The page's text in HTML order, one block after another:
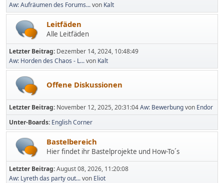
Aw: Aufräumen des Forums...von Kalt
Leitfäden
Alle Leitfäden
Letzter Beitrag: Dezember 14, 2024, 10:48:49
Aw: Horden des Chaos - L...von Kalt
Offene Diskussionen
Letzter Beitrag: November 12, 2025, 20:31:04Aw: Bewerbungvon Endor
Unter-Boards English Corner
Bastelbereich
Hier findet ihr Bastelprojekte und How-To´s
Letzter Beitrag:August 08, 2026, 11:20:08
Aw: Lyreth das party out...von Eliot